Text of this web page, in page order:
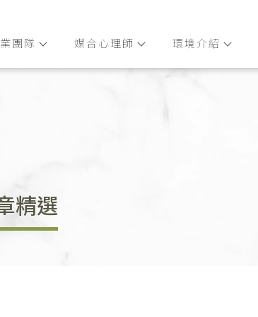
團隊 媒合心理師 環境介紹
精選